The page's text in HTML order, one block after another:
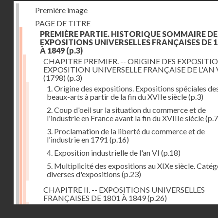
Première image
PAGE DE TITRE
PREMIÈRE PARTIE. HISTORIQUE SOMMAIRE
EXPOSITIONS UNIVERSELLES FRANÇAISES DE
À 1849 (p.3)
CHAPITRE PREMIER. -- ORIGINE DES
EXPOSITION UNIVERSELLE FRANÇAISE DE L'AN
(1798) (p.3)
1. Origine des expositions. Expositions spéciales
beaux-arts à partir de la fin du XVIIe siècle(p.3)
2. Coup d'oeil sur la situation du commerce et de
l'industrie en France avant la fin du XVIIIe siècle
3. Proclamation de la liberté du commerce et de
l'industrie en 1791 (p.16)
4. Exposition industrielle de l'an VI (p.18)
5. Multiplicité des expositions au XIXe siècle.
diverses d'expositions (p.23)
CHAPITRE II. -- EXPOSITIONS UNIVERSELLES
FRANÇAISES DE 1801 À 1849(p.26)